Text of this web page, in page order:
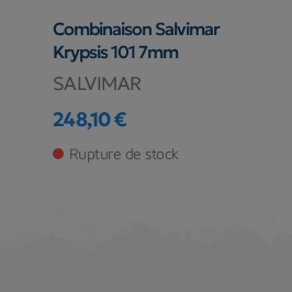
Combinaison Salvimar
Krypsis 101 7mm
SALVIMAR
Prix
248,10 €
Rupture de stock